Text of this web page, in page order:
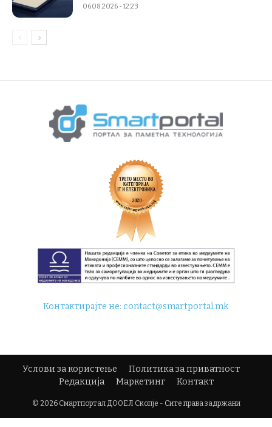
06.08.2026 - 12:23
Контактирајте не:contact@smartportal.mk
Услови за користење
Политика за приватност
Редакција
Маркетинг Контакт
© 2026 Смартпортал ДООЕЛ Скопје - Сите права задржани